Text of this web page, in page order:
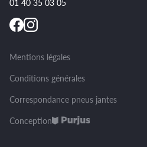
01 40 35 03 05
Mentions légales
Conditions générales
Correspondance pneus jantes
Conception